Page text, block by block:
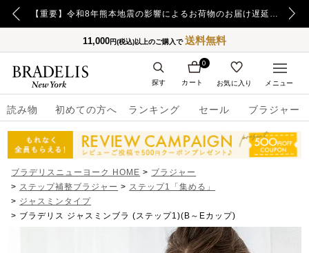
【重要】日本郵便の障害による配送への影響についてのお詫び 【重要】令和8年熊本地震の影響によるお荷物のお届け遅延について
11,000円(税込)以上のご購入で送料無料
読み物 初めての方へ ランキング セール ブラジャー
カート
0
お気に入り
探す メニュー
ブラデリスニューヨーク HOME
ブラジャー
ステップ補整ブラジャー
ステップ1「集める」
ジャスミンタイプ
ブラデリス ジャスミンブラ (ステップ1)(B～Eカップ)